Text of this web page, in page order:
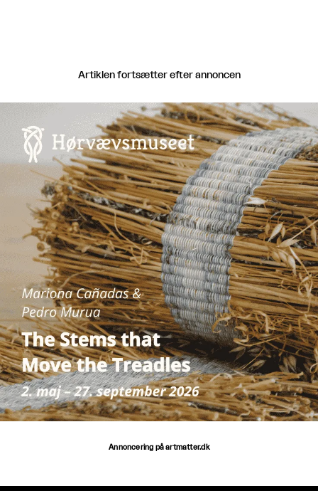
Artiklen fortsætter efter annoncen
Annoncering på artmatter.dk